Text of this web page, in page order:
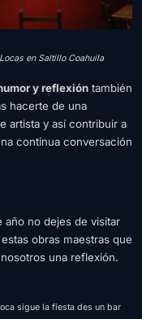
en Saltillo Coahuila
y reflexión también
hacerte de una
artista y así contribuir a
continua conversación
no dejes de visitar
obras maestras que
una reflexión.
sigue la fiesta des un bar